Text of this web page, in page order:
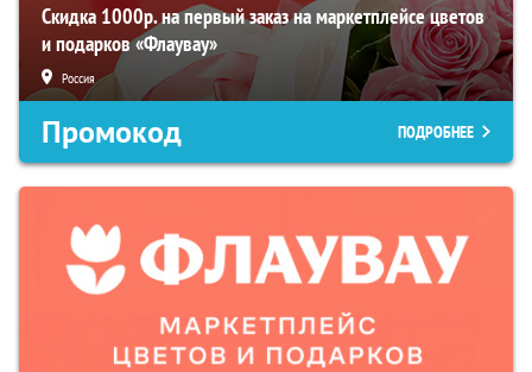
Скидка 1000р. на первый заказ на маркетплейсе цветов
и подарков «Флаувау»
Россия
Промокод ПОДРОБНЕЕ